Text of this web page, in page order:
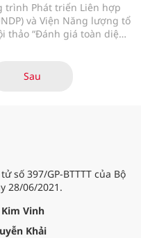
trình Phát triển Liên hợp
và Viện Năng lượng tổ
thảo “Đánh giá toàn diện
lượng mặt trời, năng
và tiềm năng sử dụng tại
trong đó trọng tâm
Sau
số 397/GP-BTTTT của Bộ
28/06/2021.
Vinh
Khải